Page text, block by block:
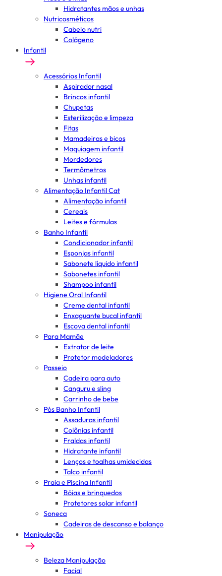
Hidratantes mãos e unhas
Nutricosméticos
Cabelo nutri
Colágeno
Infantil
Acessórios Infantil
Aspirador nasal
Brincos infantil
Chupetas
Esterilização e limpeza
Fitas
Mamadeiras e bicos
Maquiagem infantil
Mordedores
Termômetros
Unhas infantil
Alimentação Infantil Cat
Alimentação infantil
Cereais
Leites e fórmulas
Banho Infantil
Condicionador infantil
Esponjas infantil
Sabonete líquido infantil
Sabonetes infantil
Shampoo infantil
Higiene Oral Infantil
Creme dental infantil
Enxaguante bucal infantil
Escova dental infantil
Para Mamãe
Extrator de leite
Protetor modeladores
Passeio
Cadeira para auto
Canguru e sling
Carrinho de bebe
Pós Banho Infantil
Assaduras infantil
Colônias infantil
Fraldas infantil
Hidratante infantil
Lenços e toalhas umidecidas
Talco infantil
Praia e Piscina Infantil
Bóias e brinquedos
Protetores solar infantil
Soneca
Cadeiras de descanso e balanço
Manipulação
Beleza Manipulação
Facial